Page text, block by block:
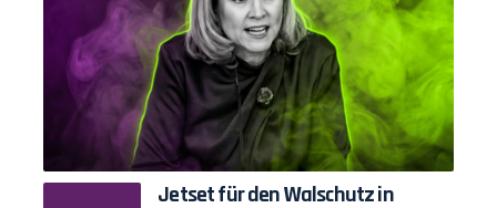
Jetset für den Walschutz in